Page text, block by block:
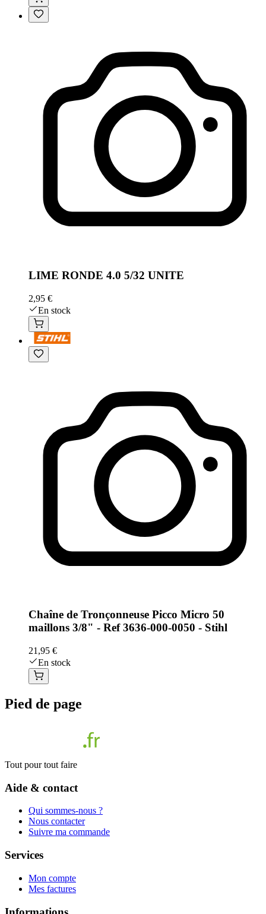
LIME RONDE 4.0 5/32 UNITE
2,95 €
En stock
Chaîne de Tronçonneuse Picco Micro 50
maillons 3/8" - Ref 3636-000-0050 - Stihl
21,95 €
En stock
Pied de page
Tout pour tout faire
Aide & contact
Qui sommes-nous ?
Nous contacter
Suivre ma commande
Services
Mon compte
Mes factures